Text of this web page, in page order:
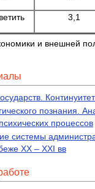
3,1
и внешней
познания.
процессов
системы
ХХ – ХХI вв